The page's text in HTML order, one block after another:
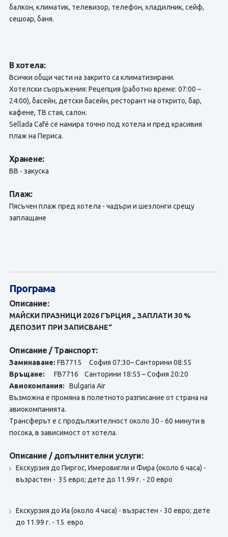
балкон, климатик, телевизор, телефон, хладилник, сейф,
сешоар, баня.
В хотела:
Всички общи части на закрито са климатизирани.
Хотелски съоръжения: Рецепция (работно време: 07:00 –
24:00), басейн, детски басейн, ресторант на открито, бар,
кафене, ТВ стая, салон.
Sellada Café се намира точно под хотела и пред красивия
плаж на Периса.
Хранене:
BB - закуска
Плаж:
Пясъчен плаж пред хотела - чадъри и шезлонги срещу
заплащане
Програма
Описание:
МАЙСКИ ПРАЗНИЦИ 2026 ГЪРЦИЯ „ ЗАПЛАТИ 30 %
ДЕПОЗИТ ПРИ ЗАПИСВАНЕ“
Описание / Транспорт:
Заминаване: FB7715 София 07:30– Санторини 08:55
Връщане: FB7716 Санторини 18:55 – София 20:20
Авиокомпания: Bulgaria Air
Възможна е промяна в полетното разписание от страна на
авиокомпанията.
Tрансферът е с продължителност около 30 - 60 минути в
посока, в зависимост от хотела.
Описание / допълнителни услуги:
Екскурзия до Пиргос, Имеровигли и Фира (около 6 часа) -
възрастен - 35 евро; дете до 11.99 г. - 20 евро
Eкскурзия до Иа (около 4 часа) - възрастен - 30 евро; дете
до 11.99 г. - 15 евро